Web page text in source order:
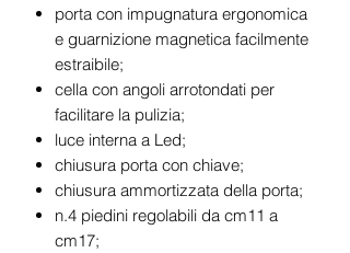
porta con impugnatura ergonomica
e guarnizione magnetica facilmente
estraibile;
cella con angoli arrotondati per
facilitare la pulizia;
luce interna a Led;
chiusura porta con chiave;
chiusura ammortizzata della porta;
n.4 piedini regolabili da cm11 a
cm17;